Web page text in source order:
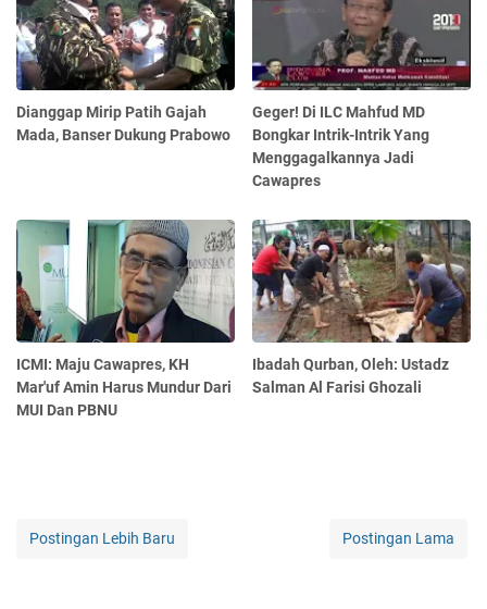
Dianggap Mirip Patih Gajah
Mada, Banser Dukung Prabowo
Geger! Di ILC Mahfud MD
Bongkar Intrik-Intrik Yang
Menggagalkannya Jadi
Cawapres
ICMI: Maju Cawapres, KH
Mar'uf Amin Harus Mundur Dari
MUI Dan PBNU
Ibadah Qurban, Oleh: Ustadz
Salman Al Farisi Ghozali
Postingan Lebih Baru Postingan Lama